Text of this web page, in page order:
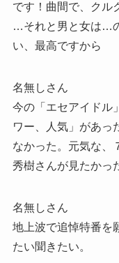
です！曲間で、クル
…それと男と女は…
い、最高ですから
名無しさん
今の「エセアイドル
ワー、人気」があっ
なかった。元気な、
秀樹さんが見たかっ
名無しさん
地上波で追悼特番を
たい聞きたい。